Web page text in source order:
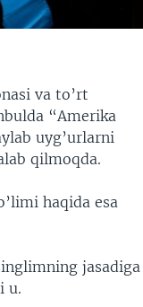
va to’rt
“Amerika
uyg’urlarni
qilmoqda.
haqida esa
jasadiga
u.